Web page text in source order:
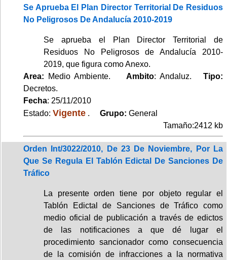
Se Aprueba El Plan Director Territorial De Residuos
No Peligrosos De Andalucía 2010-2019
Se aprueba el Plan Director Territorial de
Residuos No Peligrosos de Andalucía 2010-
2019, que figura como Anexo.
Area: Medio Ambiente. Ambito: Andaluz.Tipo:
Decretos.
Fecha: 25/11/2010
Estado: Vigente . Grupo: General
Tamaño:2412 kb
Orden Int/3022/2010, De 23 De Noviembre, Por La
Que Se Regula El Tablón Edictal De Sanciones De
Tráfico
La presente orden tiene por objeto regular el
Tablón Edictal de Sanciones de Tráfico como
medio oficial de publicación a través de edictos
de las notificaciones a que dé lugar el
procedimiento sancionador como consecuencia
de la comisión de infracciones a la normativa